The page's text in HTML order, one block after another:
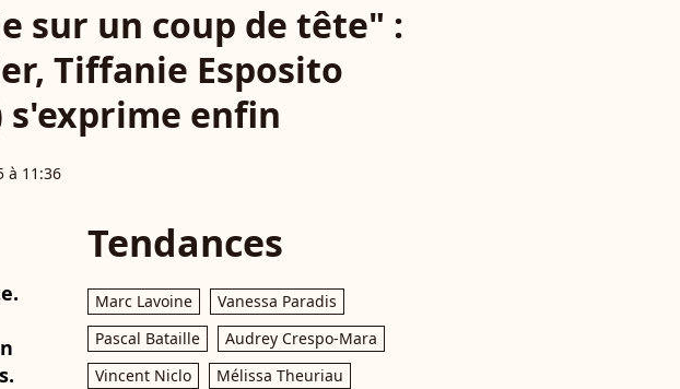
sur un coup de tête" :
Tiffanie Esposito
s'exprime enfin
à 11:36
Tendances
Marc Lavoine
Vanessa Paradis
Pascal Bataille
Audrey Crespo-Mara
Vincent Niclo
Mélissa Theuriau